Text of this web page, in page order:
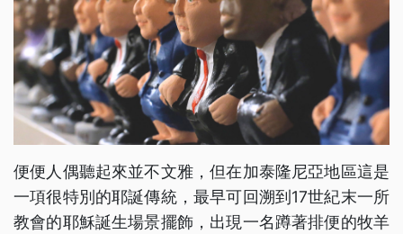
便便人偶聽起來並不文雅，但在加泰隆尼亞地區這是
一項很特別的耶誕傳統，最早可回溯到17世紀末一所
教會的耶穌誕生場景擺飾，出現一名蹲著排便的牧羊